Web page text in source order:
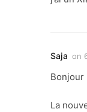
Saja on
Bonjour
La